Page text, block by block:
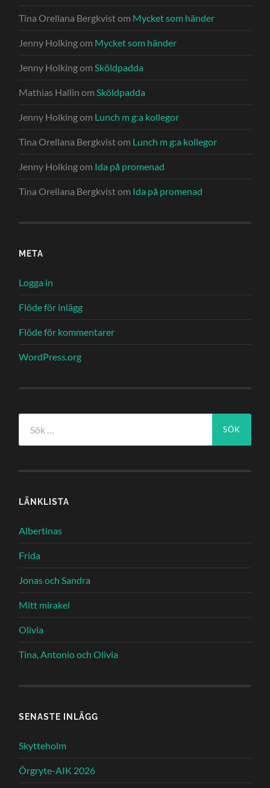
Tina Orellana Bergkvistom Mycket som händer
Jenny Holkingom Mycket som händer
Jenny HolkingomSköldpadda
Mathias Hallin omSköldpadda
Jenny Holkingom Lunch m g:a kollegor
Tina Orellana Bergkvistom Lunch m g:a kollegor
Jenny Holkingom Ida på promenad
Tina Orellana Bergkvistom Ida på promenad
META
Logga in
Flöde för inlägg
Flöde för kommentarer
WordPress.org
efter:
LÄNKLISTA
Albertinas
Frida
Jonas och Sandra
Mitt mirakel
Olivia
Tina, Antonio och Olivia
SENASTE INLÄGG
Skytteholm
Örgryte-AIK 2026